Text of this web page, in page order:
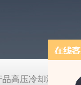
高压冷却液用阀